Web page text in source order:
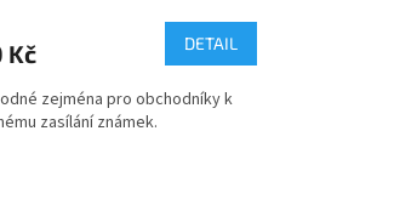
Kč DETAIL
zejména pro obchodníky k
zasílání známek.